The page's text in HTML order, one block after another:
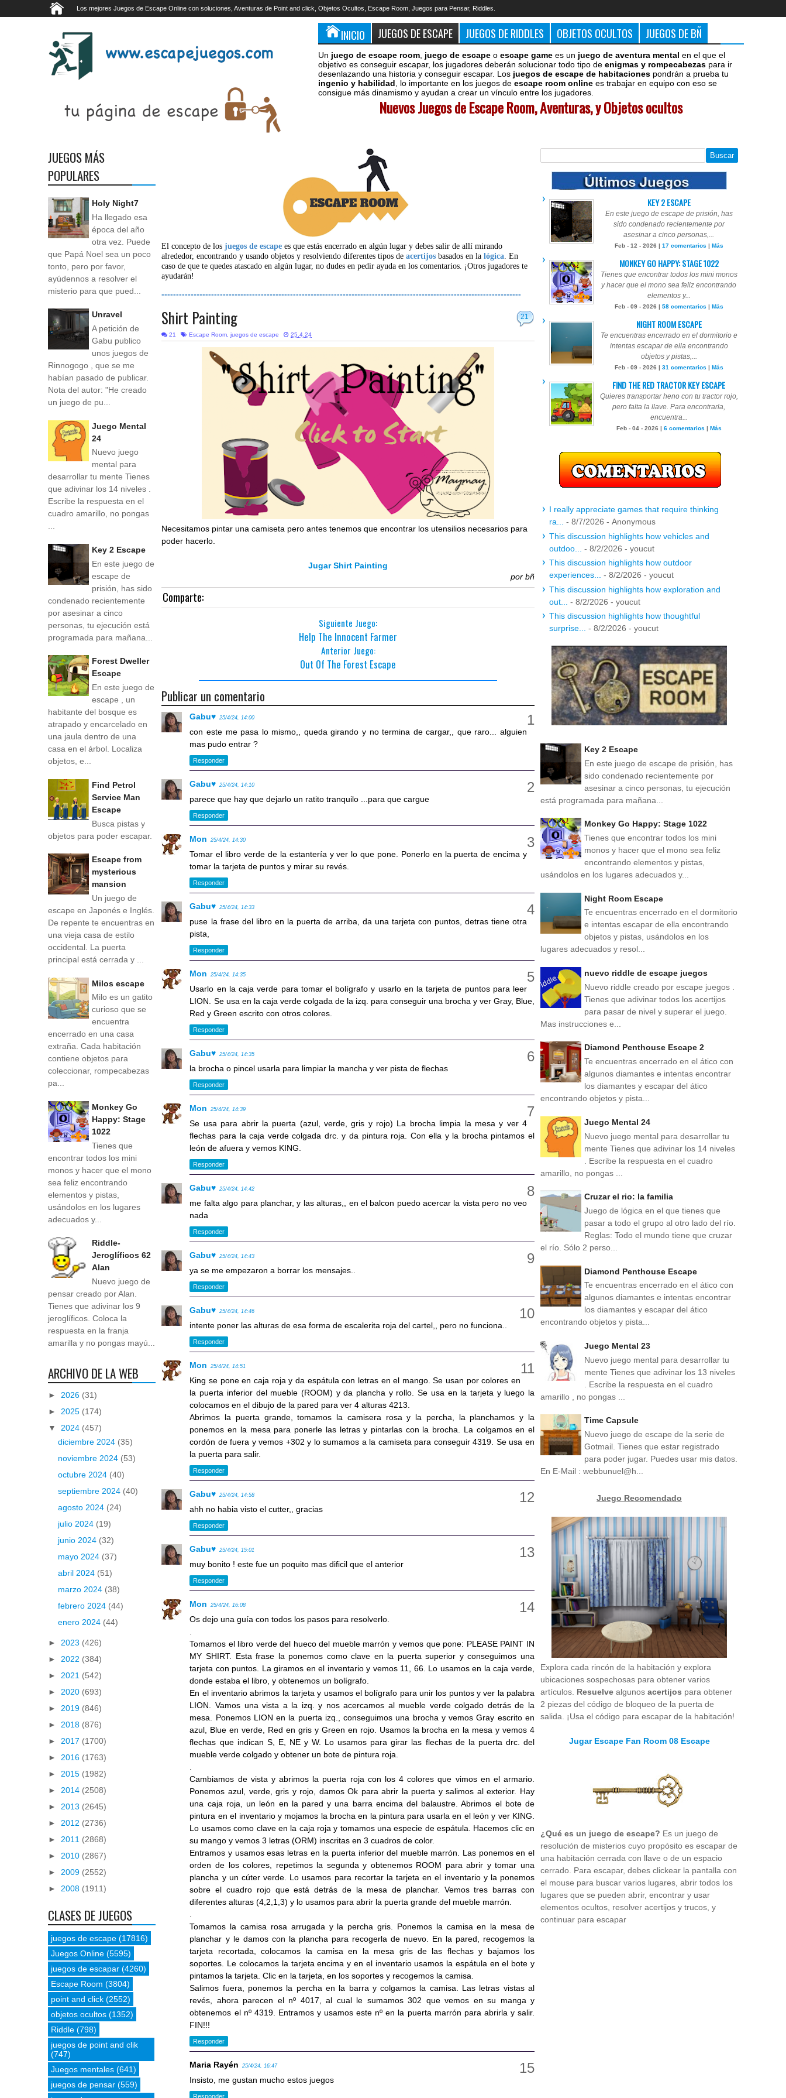
Los mejores Juegos de Escape Online con soluciones, Aventuras de Point and click, Objetos Ocultos, Escape Room, Juegos para Pensar, Riddles.
INICIO JUEGOS DE ESCAPE JUEGOS DE RIDDLES OBJETOS OCULTOS JUEGOS DE BÑ
Un juego de escape room juego de escape o escape game es un juego de aventura mental en el que el
objetivo es conseguir escapar, los jugadores deberán solucionar todo tipo de enigmas y rompecabezas para ir
desenlazando una historia y conseguir escapar. Los juegos de escape de habitaciones pondrán a prueba tu
ingenio y habilidad , lo importante en los juegos de escape room online es trabajar en equipo con eso se
consigue más dinamismo y ayudan a crear un vínculo entre los jugadores.
Nuevos Juegos de Escape Room, Aventuras, y Objetos ocultos
El concepto de losjuegos de escape es que estás encerrado en algún lugar y debes salir de allí mirando
alrededor, encontrando y usando objetos y resolviendo diferentes tipos deacertijos basados en lalógica. En
caso de que te quedes atascado en algún lugar, no dudes en pedir ayuda en los comentarios. ¡Otros jugadores te
ayudarán!
---------------------------------------------------------------------------------------------------------------------------
21
Shirt Painting
21 Escape Room juegos de escape 25.4.24
Necesitamos pintar una camiseta pero antes tenemos que encontrar los utensilios necesarios para
poder hacerlo.
Jugar Shirt Painting
por bñ
Comparte:
Siguiente Juego:
Help The Innocent Farmer
Anterior Juego:
Out Of The Forest Escape
Publicar un comentario
Gabu♥ 25/4/24, 14:00
con este me pasa lo mismo,, queda girando y no termina de cargar,, que raro... alguien
mas pudo entrar ?
Responder
Gabu♥ 25/4/24, 14:10
parece que hay que dejarlo un ratito tranquilo ...para que cargue
Responder
Mon 25/4/24, 14:30
Tomar el libro verde de la estantería y ver lo que pone. Ponerlo en la puerta de encima y
tomar la tarjeta de puntos y mirar su revés.
Responder
Gabu♥ 25/4/24, 14:33
puse la frase del libro en la puerta de arriba, da una tarjeta con puntos, detras tiene otra
pista,
Responder
Mon 25/4/24, 14:35
Usarlo en la caja verde para tomar el bolígrafo y usarlo en la tarjeta de puntos para leer
LION. Se usa en la caja verde colgada de la izq. para conseguir una brocha y ver Gray, Blue,
Red y Green escrito con otros colores.
Responder
Gabu♥ 25/4/24, 14:35
la brocha o pincel usarla para limpiar la mancha y ver pista de flechas
Responder
Mon 25/4/24, 14:39
Se usa para abrir la puerta (azul, verde, gris y rojo) La brocha limpia la mesa y ver 4
flechas para la caja verde colgada drc. y da pintura roja. Con ella y la brocha pintamos el
león de afuera y vemos KING.
Responder
Gabu♥ 25/4/24, 14:42
me falta algo para planchar, y las alturas,, en el balcon puedo acercar la vista pero no veo
nada
Responder
Gabu♥ 25/4/24, 14:43
ya se me empezaron a borrar los mensajes..
Responder
Gabu♥ 25/4/24, 14:46
intente poner las alturas de esa forma de escalerita roja del cartel,, pero no funciona..
Responder
Mon 25/4/24, 14:51
King se pone en caja roja y da espátula con letras en el mango. Se usan por colores en
la puerta inferior del mueble (ROOM) y da plancha y rollo. Se usa en la tarjeta y luego la
colocamos en el dibujo de la pared para ver 4 alturas 4213.
Abrimos la puerta grande, tomamos la camisera rosa y la percha, la planchamos y la
ponemos en la mesa para ponerle las letras y pintarlas con la brocha. La colgamos en el
cordón de fuera y vemos +302 y lo sumamos a la camiseta para conseguir 4319. Se usa en
la puerta para salir.
Responder
Gabu♥ 25/4/24, 14:58
ahh no habia visto el cutter,, gracias
Responder
Gabu♥ 25/4/24, 15:01
muy bonito ! este fue un poquito mas dificil que el anterior
Responder
Mon 25/4/24, 16:08
Os dejo una guía con todos los pasos para resolverlo.
Tomamos el libro verde del hueco del mueble marrón y vemos que pone: PLEASE PAINT IN
MY SHIRT. Esta frase la ponemos como clave en la puerta superior y conseguimos una
tarjeta con puntos. La giramos en el inventario y vemos 11, 66. Lo usamos en la caja verde,
donde estaba el libro, y obtenemos un bolígrafo.
En el inventario abrimos la tarjeta y usamos el bolígrafo para unir los puntos y ver la palabra
LION. Vamos una vista a la izq. y nos acercamos al mueble verde colgado detrás de la
mesa. Ponemos LION en la puerta izq., conseguimos una brocha y vemos Gray escrito en
azul, Blue en verde, Red en gris y Green en rojo. Usamos la brocha en la mesa y vemos 4
flechas que indican S, E, NE y W. Lo usamos para girar las flechas de la puerta drc. del
mueble verde colgado y obtener un bote de pintura roja.
Cambiamos de vista y abrimos la puerta roja con los 4 colores que vimos en el armario.
Ponemos azul, verde, gris y rojo, damos Ok para abrir la puerta y salimos al exterior. Hay
una caja roja, un león en la pared y una barra encima del balaustre. Abrimos el bote de
pintura en el inventario y mojamos la brocha en la pintura para usarla en el león y ver KING.
Lo usamos como clave en la caja roja y tomamos una especie de espátula. Hacemos clic en
su mango y vemos 3 letras (ORM) inscritas en 3 cuadros de color.
Entramos y usamos esas letras en la puerta inferior del mueble marrón. Las ponemos en el
orden de los colores, repetimos la segunda y obtenemos ROOM para abrir y tomar una
plancha y un cúter verde. Lo usamos para recortar la tarjeta en el inventario y la ponemos
sobre el cuadro rojo que está detrás de la mesa de planchar. Vemos tres barras con
diferentes alturas (4,2,1,3) y lo usamos para abrir la puerta grande del mueble marrón.
Tomamos la camisa rosa arrugada y la percha gris. Ponemos la camisa en la mesa de
planchar y le damos con la plancha para recogerla de nuevo. En la pared, recogemos la
tarjeta recortada, colocamos la camisa en la mesa gris de las flechas y bajamos los
soportes. Le colocamos la tarjeta encima y en el inventario usamos la espátula en el bote y
pintamos la tarjeta. Clic en la tarjeta, en los soportes y recogemos la camisa.
Salimos fuera, ponemos la percha en la barra y colgamos la camisa. Las letras vistas al
revés, ahora parecen el nº 4017, al cual le sumamos 302 que vemos en su manga y
obtenemos el nº 4319. Entramos y usamos este nº en la puerta marrón para abrirla y salir.
FIN!!!
Responder
Maria Rayén 25/4/24, 16:47
Insisto, me gustan mucho estos juegos
Responder
JUEGOS MÁS
POPULARES
Holy Night7
Ha llegado esa
época del año
otra vez. Puede
que Papá Noel sea un poco
tonto, pero por favor,
ayúdennos a resolver el
misterio para que pued...
Unravel
A petición de
Gabu publico
unos juegos de
Rinnogogo , que se me
habían pasado de publicar.
Nota del autor: "He creado
un juego de pu...
Juego Mental
24
Nuevo juego
mental para
desarrollar tu mente Tienes
que adivinar los 14 niveles .
Escribe la respuesta en el
cuadro amarillo, no pongas
...
Key 2 Escape
En este juego de
escape de
prisión, has sido
condenado recientemente
por asesinar a cinco
personas, tu ejecución está
programada para mañana...
Forest Dweller
Escape
En este juego de
escape , un
habitante del bosque es
atrapado y encarcelado en
una jaula dentro de una
casa en el árbol. Localiza
objetos, e...
Find Petrol
Service Man
Escape
Busca pistas y
objetos para poder escapar.
Escape from
mysterious
mansion
Un juego de
escape en Japonés e Inglés.
De repente te encuentras en
una vieja casa de estilo
occidental. La puerta
principal está cerrada y ...
Milos escape
Milo es un gatito
curioso que se
encuentra
encerrado en una casa
extraña. Cada habitación
contiene objetos para
coleccionar, rompecabezas
pa...
Monkey Go
Happy: Stage
1022
Tienes que
encontrar todos los mini
monos y hacer que el mono
sea feliz encontrando
elementos y pistas,
usándolos en los lugares
adecuados y...
Riddle-
Jeroglíficos 62
Alan
Nuevo juego de
pensar creado por Alan.
Tienes que adivinar los 9
jeroglíficos. Coloca la
respuesta en la franja
amarilla y no pongas mayú...
ARCHIVO DE LA WEB
► 2026 (31)
► 2025 (174)
▼ 2024 (457)
diciembre 2024 (35)
noviembre 2024 (53)
octubre 2024 (40)
septiembre 2024 (40)
agosto 2024 (24)
julio 2024 (19)
junio 2024 (32)
mayo 2024 (37)
abril 2024 (51)
marzo 2024 (38)
febrero 2024 (44)
enero 2024 (44)
► 2023 (426)
► 2022 (384)
► 2021 (542)
► 2020 (693)
► 2019 (846)
► 2018 (876)
► 2017 (1700)
► 2016 (1763)
► 2015 (1982)
► 2014 (2508)
► 2013 (2645)
► 2012 (2736)
► 2011 (2868)
► 2010 (2867)
► 2009 (2552)
► 2008 (1911)
CLASES DE JUEGOS
juegos de escape (17816)
Juegos Online (5595)
juegos de escapar (4260)
Escape Room (3804)
point and click (2552)
objetos ocultos (1352)
Riddle (798)
juegos de point and clik
(747)
Juegos mentales (641)
juegos de pensar (559)
KEY 2 ESCAPE
En este juego de escape de prisión, has
sido condenado recientemente por
asesinar a cinco personas,...
Feb - 12 - 2026 | 17 comentarios | Más
MONKEY GO HAPPY: STAGE 1022
Tienes que encontrar todos los mini monos
y hacer que el mono sea feliz encontrando
elementos y...
Feb - 09 - 2026 | 58 comentarios | Más
NIGHT ROOM ESCAPE
Te encuentras encerrado en el dormitorio e
intentas escapar de ella encontrando
objetos y pistas,...
Feb - 09 - 2026 | 31 comentarios | Más
FIND THE RED TRACTOR KEY ESCAPE
Quieres transportar heno con tu tractor rojo,
pero falta la llave. Para encontrarla,
encuentra...
Feb - 04 - 2026 | 6 comentarios | Más
I really appreciate games that require thinking
ra...
- 8/7/2026 - Anonymous
This discussion highlights how vehicles and
outdoo...
- 8/2/2026 - youcut
This discussion highlights how outdoor
experiences...
- 8/2/2026 - youcut
This discussion highlights how exploration and
out...
- 8/2/2026 - youcut
This discussion highlights how thoughtful
surprise...
- 8/2/2026 - youcut
Key 2 Escape
En este juego de escape de prisión, has
sido condenado recientemente por
asesinar a cinco personas, tu ejecución
está programada para mañana...
Monkey Go Happy: Stage 1022
Tienes que encontrar todos los mini
monos y hacer que el mono sea feliz
encontrando elementos y pistas,
usándolos en los lugares adecuados y...
Night Room Escape
Te encuentras encerrado en el dormitorio
e intentas escapar de ella encontrando
objetos y pistas, usándolos en los
lugares adecuados y resol...
nuevo riddle de escape juegos
Nuevo riddle creado por escape juegos .
Tienes que adivinar todos los acertijos
para pasar de nivel y superar el juego.
Mas instrucciones e...
Diamond Penthouse Escape 2
Te encuentras encerrado en el ático con
algunos diamantes e intentas encontrar
los diamantes y escapar del ático
encontrando objetos y pista...
Juego Mental 24
Nuevo juego mental para desarrollar tu
mente Tienes que adivinar los 14 niveles
. Escribe la respuesta en el cuadro
amarillo, no pongas ...
Cruzar el rio: la familia
Juego de lógica en el que tienes que
pasar a todo el grupo al otro lado del río.
Reglas: Todo el mundo tiene que cruzar
el río. Sólo 2 perso...
Diamond Penthouse Escape
Te encuentras encerrado en el ático con
algunos diamantes e intentas encontrar
los diamantes y escapar del ático
encontrando objetos y pista...
Juego Mental 23
Nuevo juego mental para desarrollar tu
mente Tienes que adivinar los 13 niveles
. Escribe la respuesta en el cuadro
amarillo , no pongas ...
Time Capsule
Nuevo juego de escape de la serie de
Gotmail. Tienes que estar registrado
para poder jugar. Puedes usar mis datos.
En E-Mail : webbunuel@h...
Juego Recomendado
Explora cada rincón de la habitación y explora
ubicaciones sospechosas para obtener varios
artículos. Resuelve algunos acertijos para obtener
2 piezas del código de bloqueo de la puerta de
salida. ¡Usa el código para escapar de la habitación!
Jugar Escape Fan Room 08 Escape
¿Qué es un juego de escape? Es un juego de
resolución de misterios cuyo propósito es escapar de
una habitación cerrada con llave o de un espacio
cerrado. Para escapar, debes clickear la pantalla con
el mouse para buscar varios lugares, abrir todos los
lugares que se pueden abrir, encontrar y usar
elementos ocultos, resolver acertijos y trucos, y
continuar para escapar